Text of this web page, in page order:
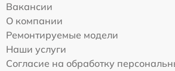
Вакансии
О компании
Ремонтируемые модели
Наши услуги
Согласие на обработку